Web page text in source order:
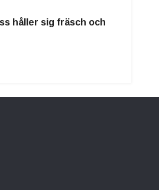
håller sig fräsch och